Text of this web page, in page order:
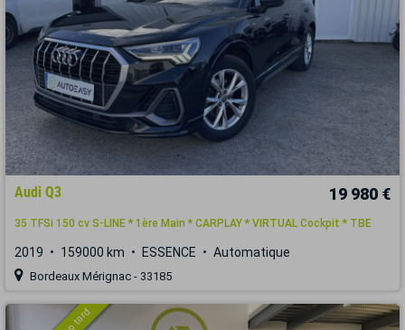
Audi Q3 19 980 €
35 TFSi 150 cv S-LINE * 1ère Main * CARPLAY * VIRTUAL Cockpit * TBE
2019 159000 km ESSENCE Automatique
Bordeaux Mérignac - 33185